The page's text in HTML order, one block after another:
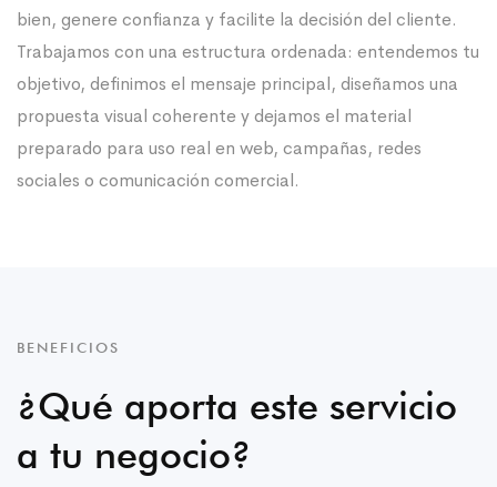
bien, genere confianza y facilite la decisión del cliente.
Trabajamos con una estructura ordenada: entendemos tu
objetivo, definimos el mensaje principal, diseñamos una
propuesta visual coherente y dejamos el material
preparado para uso real en web, campañas, redes
sociales o comunicación comercial.
BENEFICIOS
¿Qué aporta este servicio
a tu negocio?